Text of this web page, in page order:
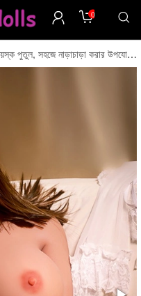
0
পুতুল, সহজে নাড়াচাড়া করার উপযোগী,